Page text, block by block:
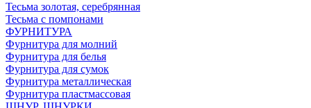
Тесьма золотая, серебрянная
Тесьма с помпонами
ФУРНИТУРА
Фурнитура для молний
Фурнитура для белья
Фурнитура для сумок
Фурнитура металлическая
Фурнитура пластмассовая